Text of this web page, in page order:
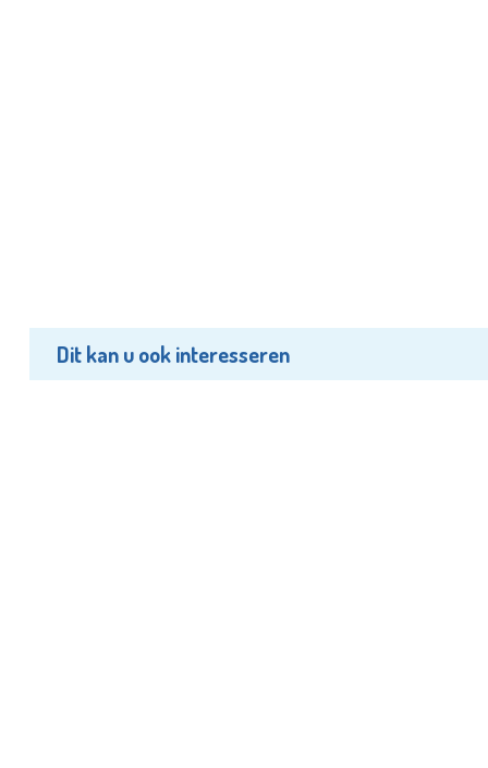
Dit kan u ook interesseren